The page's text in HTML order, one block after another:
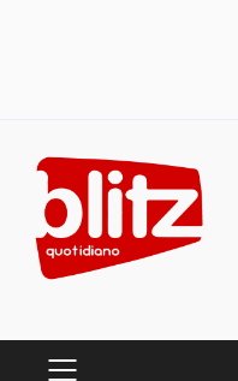
content